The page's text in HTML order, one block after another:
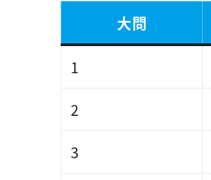
大問
1
2
3